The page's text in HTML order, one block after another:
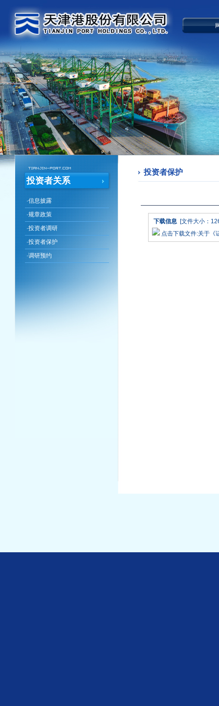
投资者关系
·信息披露
·规章政策
·投资者调研
·投资者保护
·调研预约
投资者保护
下载信息[文件大小：
点击下载文件:关于《